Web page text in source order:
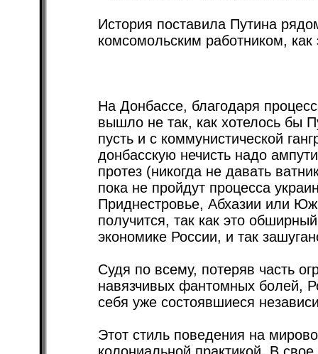
История поставила Путина
комсомольским работником, как
На Донбассе, благодаря
вышло не так, как хотелось бы
пусть и с коммунистической
донбасскую нечисть надо
протез (никогда не давать
пока не пройдут процесса
Приднестровье, Абхазии или
получится, так как это
экономике России, и так
Судя по всему, потеряв часть
навязчивых фантомных болей,
себя уже состоявшиеся
Этот стиль поведения на